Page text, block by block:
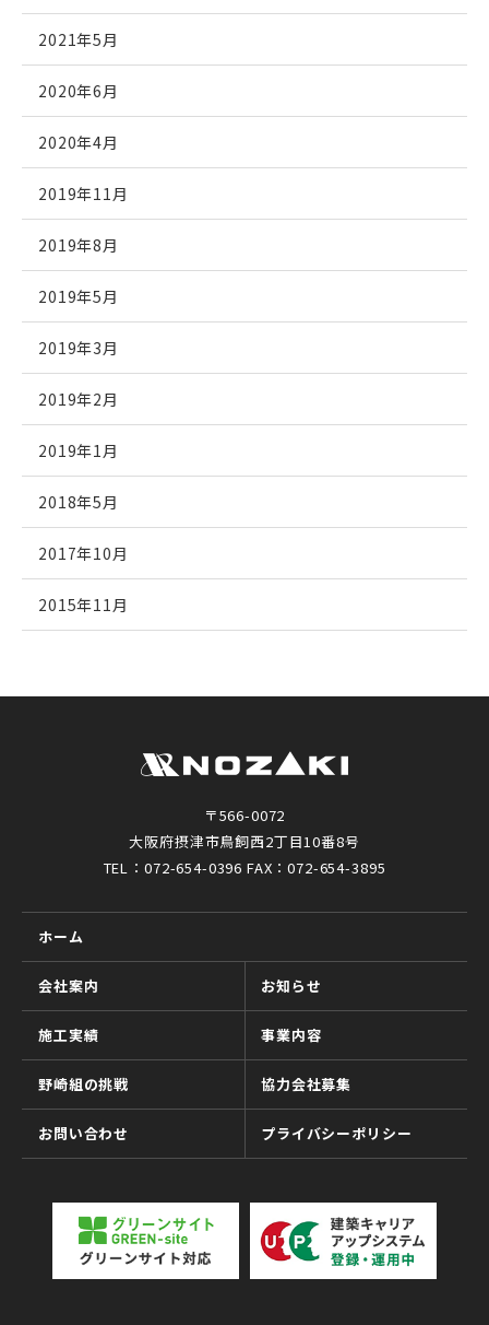
2021年5月
2020年6月
2020年4月
2019年11月
2019年8月
2019年5月
2019年3月
2019年2月
2019年1月
2018年5月
2017年10月
2015年11月
〒566-0072
大阪府摂津市鳥飼西2丁目10番8号
TEL：072-654-0396 FAX：072-654-3895
ホーム
会社案内 お知らせ
施工実績 事業内容
野崎組の挑戦 協力会社募集
お問い合わせ プライバシーポリシー